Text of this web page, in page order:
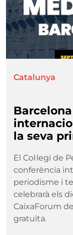
Catalunya
la seva
El Col·legi de
conferència
periodisme i
celebrarà els
CaixaForum
gratuïta.